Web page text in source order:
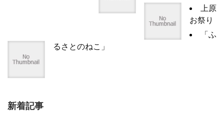
上原
お祭り
「ふ
るさとのねこ」
新着記事